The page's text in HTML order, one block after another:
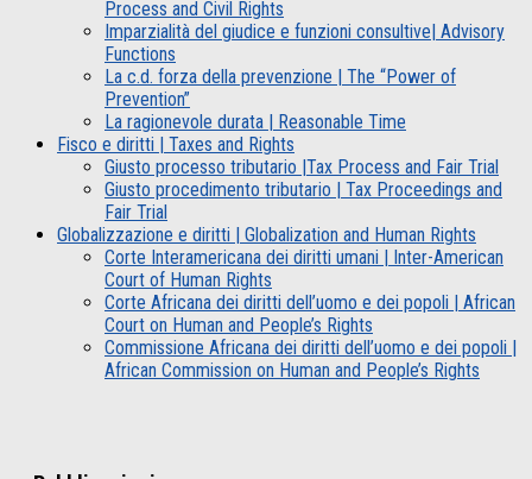
Process and Civil Rights
Imparzialità del giudice e funzioni consultive| Advisory
Functions
La c.d. forza della prevenzione | The “Power of
Prevention”
La ragionevole durata | Reasonable Time
Fisco e diritti | Taxes and Rights
Giusto processo tributario |Tax Process and Fair Trial
Giusto procedimento tributario | Tax Proceedings and
Fair Trial
Globalizzazione e diritti | Globalization and Human Rights
Corte Interamericana dei diritti umani | Inter-American
Court of Human Rights
Corte Africana dei diritti dell’uomo e dei popoli | African
Court on Human and People’s Rights
Commissione Africana dei diritti dell’uomo e dei popoli |
African Commission on Human and People’s Rights